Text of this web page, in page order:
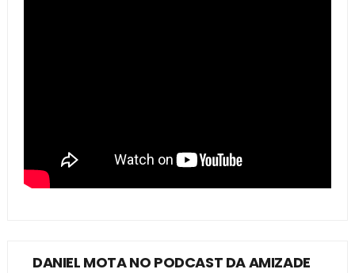
DANIEL MOTA NO PODCAST DA AMIZADE